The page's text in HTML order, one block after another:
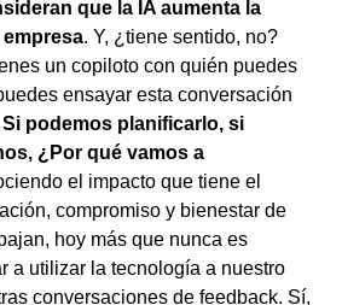
que la IA aumenta la
. Y, ¿tiene sentido, no?
un copiloto con quién puedes
ensayar esta conversación
Si podemos planificarlo, si
¿Por qué vamos a
el impacto que tiene el
compromiso y bienestar de
hoy más que nunca es
a utilizar la tecnología a nuestro
conversaciones de feedback. Sí,